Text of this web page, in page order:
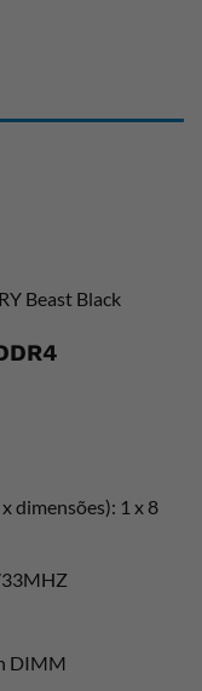
Beast Black
dimensões): 1 x 8
DIMM